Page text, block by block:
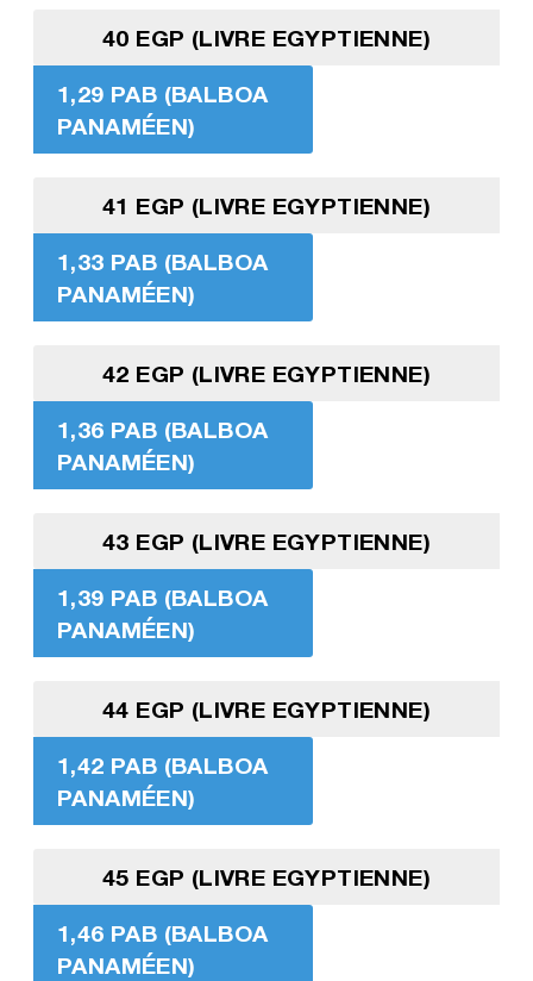
40 EGP (LIVRE EGYPTIENNE)
1,29 PAB (BALBOA
PANAMÉEN)
41 EGP (LIVRE EGYPTIENNE)
1,33 PAB (BALBOA
PANAMÉEN)
42 EGP (LIVRE EGYPTIENNE)
1,36 PAB (BALBOA
PANAMÉEN)
43 EGP (LIVRE EGYPTIENNE)
1,39 PAB (BALBOA
PANAMÉEN)
44 EGP (LIVRE EGYPTIENNE)
1,42 PAB (BALBOA
PANAMÉEN)
45 EGP (LIVRE EGYPTIENNE)
1,46 PAB (BALBOA
PANAMÉEN)